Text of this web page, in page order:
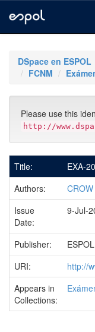
navigationDSpace en ESPOL
FCNM
Please use this
http://
Title:
EXA-
Authors:
Issue
Date:
9-Jul-
Publisher:
ESPOL
URI:
http://
Appears in
Collections: